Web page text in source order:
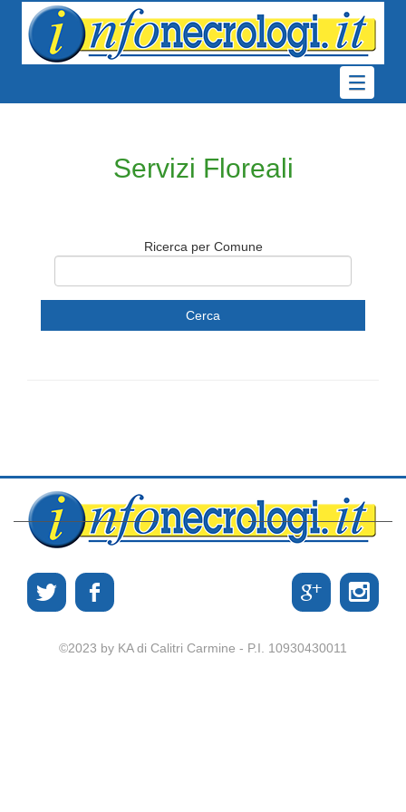
Servizi Floreali
Ricerca per Comune
©2023 by KA di Calitri Carmine - P.I. 10930430011